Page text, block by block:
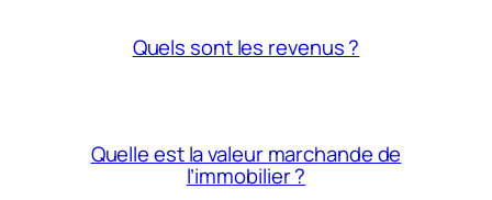
Quels sont les revenus ?
Quelle est la valeur marchande de
l’immobilier ?